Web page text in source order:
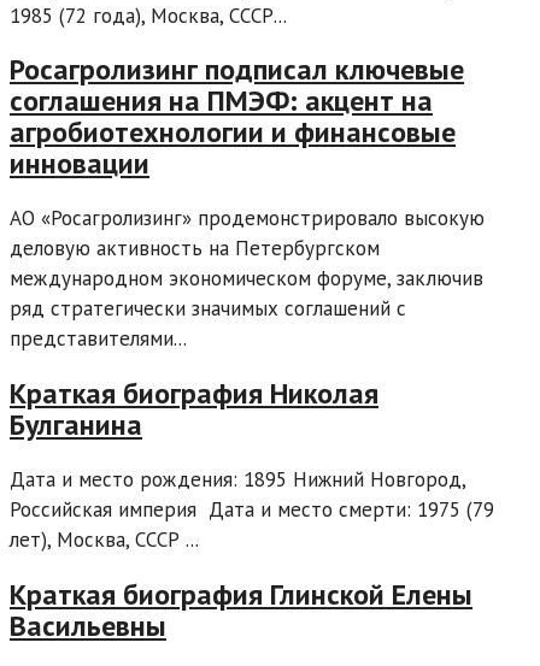
1985 (72 года), Москва, СССР...
Росагролизинг подписал ключевые
соглашения на ПМЭФ: акцент на
агробиотехнологии и финансовые
инновации
АО «Росагролизинг» продемонстрировало высокую
деловую активность на Петербургском
международном экономическом форуме, заключив
ряд стратегически значимых соглашений с
представителями...
Краткая биография Николая
Булганина
Дата и место рождения: 1895 Нижний Новгород,
Российская империя Дата и место смерти: 1975 (79
лет), Москва, СССР ...
Краткая биография Глинской Елены
Васильевны